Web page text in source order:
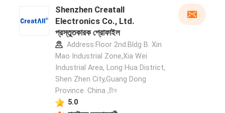
Shenzhen Creatall
Electronics Co., Ltd.
প্রস্তুতকারক প্রোফাইল
Address:Floor 2nd.Bldg B. Xin
Mao Industrial Zone,Xia Wei
Industrial Area, Long Hua District,
Shen Zhen City,Guang Dong
Province. China ,চীন
5.0